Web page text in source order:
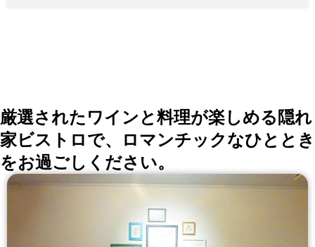
厳選されたワインと料理が楽しめる隠れ
家ビストロで、ロマンチックなひととき
をお過ごしください。